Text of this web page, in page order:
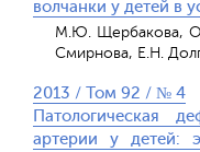
волчанки у детей в
М.Ю. Щербакова,
Смирнова, Е.Н.
2013 / Том 92 / № 4
Патологическая
артерии у детей: